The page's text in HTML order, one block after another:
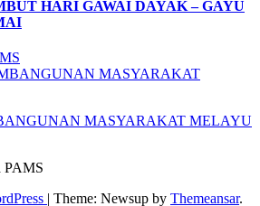
HARI GAWAI DAYAK – GAYU
MASYARAKAT MELAYU
PAMS
| Theme: Newsup by Themeansar.